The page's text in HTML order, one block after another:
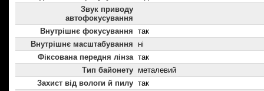
Звук приводу
автофокусування
Внутрішнє фокусування так
Внутрішнє масштабування
ні
Фіксована передня лінза так
Тип байонету металевий
Захист від вологи й пилу так